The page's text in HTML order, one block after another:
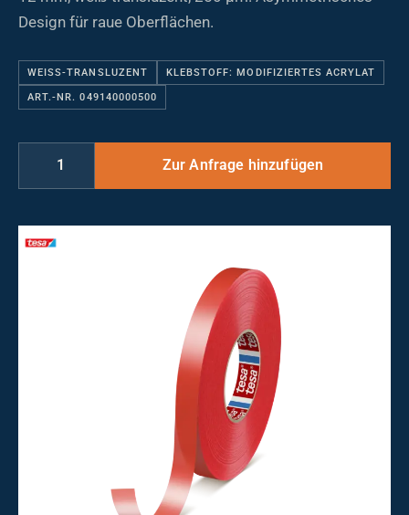
Design für raue Oberflächen.
WEISS-TRANSLUZENT KLEBSTOFF: MODIFIZIERTES ACRYLAT
ART.-NR. 049140000500